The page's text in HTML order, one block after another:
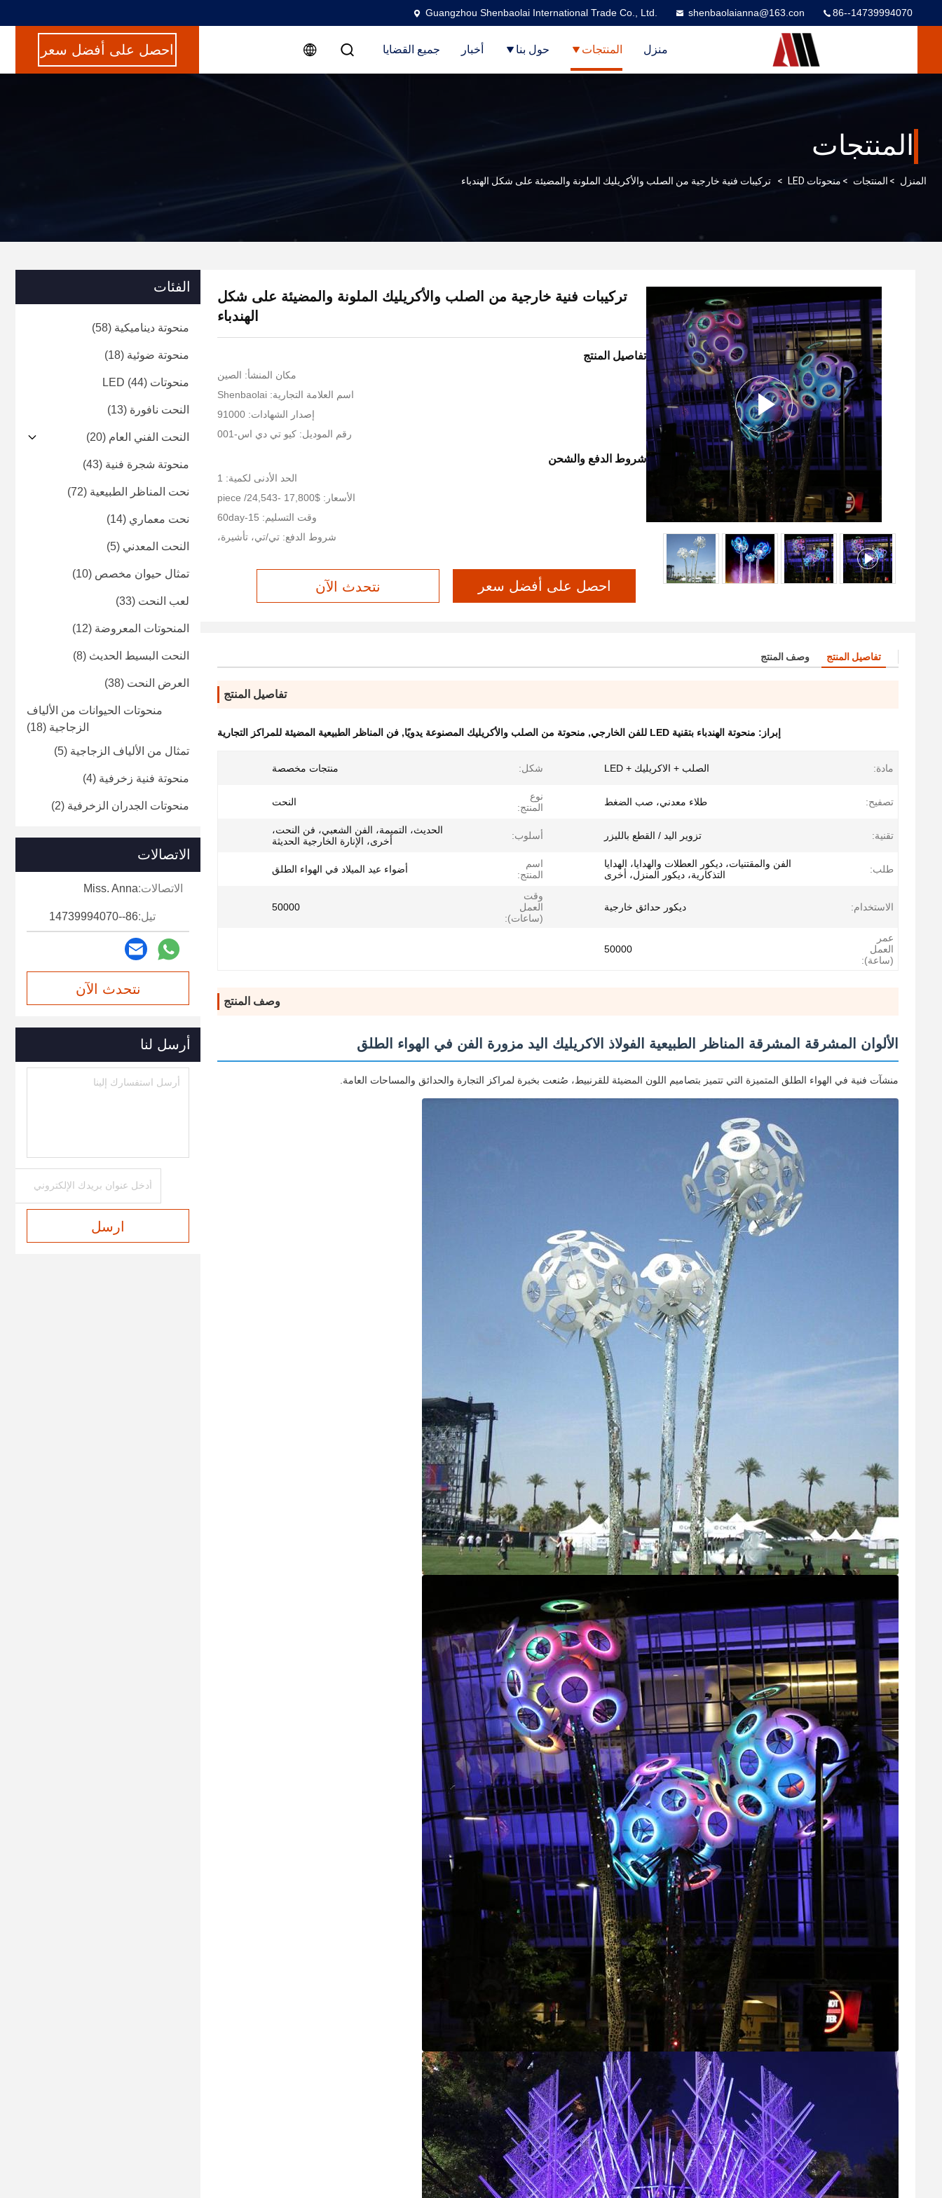
Guangzhou Shenbaolai International Trade Co., Ltd. shenbaolaianna@163.con 86--14739994070
منزل المنتجات حول بنا أخبار جميع القضايا احصل على أفضل سعر
المنتجات
المنزل > المنتجات > منحوتات LED > تركيبات فنية خارجية من الصلب والأكريليك الملونة والمضيئة على شكل الهندباء
تركيبات فنية خارجية من الصلب والأكريليك الملونة والمضيئة على شكل
الهندباء
تفاصيل المنتج
مكان المنشأ: الصين
اسم العلامة التجارية: Shenbaolai
إصدار الشهادات: 91000
رقم الموديل: كيو تي دي اس-001
شروط الدفع والشحن
الحد الأدنى لكمية: 1
الأسعار: $17,800 -24,543/ piece
وقت التسليم: 15-60day
شروط الدفع: تي/تي، تأشيرة،
احصل على أفضل سعر نتحدث الآن
تفاصيل المنتج وصف المنتج
تفاصيل المنتج
إبراز: منحوتة الهندباء بتقنية LED للفن الخارجي , منحوتة من الصلب والأكريليك المصنوعة يدويًا, فن المناظر الطبيعية المضيئة للمراكز التجارية
مادة: الصلب + الاكريليك + LED شكل: منتجات مخصصة
تصفيح: طلاء معدني، صب الضغط
نوع
المنتج:
النحت
تقنية: تزوير اليد / القطع بالليزر أسلوب:
الحديث، التميمة، الفن الشعبي، فن النحت،
أخرى، الإنارة الخارجية الحديثة
طلب:
الفن والمقتنيات، ديكور العطلات والهدايا، الهدايا
التذكارية، ديكور المنزل، أخرى
اسم
المنتج:
أضواء عيد الميلاد في الهواء الطلق
الاستخدام: ديكور حدائق خارجية
وقت
العمل
(ساعات):
50000
عمر
العمل
(ساعة):
50000
وصف المنتج
الألوان المشرقة المشرقة المناظر الطبيعية الفولاذ الاكريليك اليد مزورة الفن في الهواء الطلق
منشآت فنية في الهواء الطلق المتميزة التي تتميز بتصاميم اللون المضيئة للقرنبيط، صُنعت بخبرة لمراكز التجارة والحدائق والمساحات العامة.
الفئات
منحوتة ديناميكية (58)
منحوتة ضوئية (18)
منحوتات LED (44)
النحت نافورة (13)
النحت الفني العام (20)
منحوتة شجرة فنية (43)
نحت المناظر الطبيعية (72)
نحت معماري (14)
النحت المعدني (5)
تمثال حيوان مخصص (10)
لعب النحت (33)
المنحوتات المعروضة (12)
النحت البسيط الحديث (8)
العرض النحت (38)
منحوتات الحيوانات من الألياف
الزجاجية (18)
تمثال من الألياف الزجاجية (5)
منحوتة فنية زخرفية (4)
منحوتات الجدران الزخرفية (2)
الاتصالات
الاتصالات:Miss. Anna
تيل:86--14739994070
نتحدث الآن
أرسل لنا
ارسل